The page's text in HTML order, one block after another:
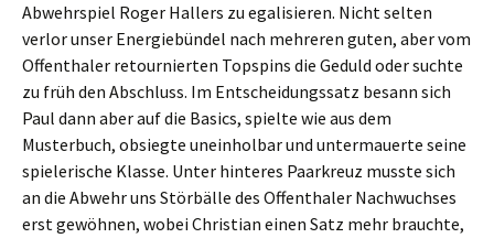
Abwehrspiel Roger Hallers zu egalisieren. Nicht selten
verlor unser Energiebündel nach mehreren guten, aber vom
Offenthaler retournierten Topspins die Geduld oder suchte
zu früh den Abschluss. Im Entscheidungssatz besann sich
Paul dann aber auf die Basics, spielte wie aus dem
Musterbuch, obsiegte uneinholbar und untermauerte seine
spielerische Klasse. Unter hinteres Paarkreuz musste sich
an die Abwehr uns Störbälle des Offenthaler Nachwuchses
erst gewöhnen, wobei Christian einen Satz mehr brauchte,